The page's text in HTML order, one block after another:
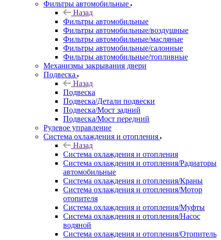
Фильтры автомобильные
Назад
Фильтры автомобильные
Фильтры автомобильные/воздушные
Фильтры автомобильные/масляные
Фильтры автомобильные/салонные
Фильтры автомобильные/топливные
Механизмы закрывания двери
Подвеска
Назад
Подвеска
Подвеска/Детали подвески
Подвеска/Мост задний
Подвеска/Мост передний
Рулевое управление
Система охлаждения и отопления
Назад
Система охлаждения и отопления
Система охлаждения и отопления/Радиаторы
автомобильные
Система охлаждения и отопления/Краны
Система охлаждения и отопления/Мотор
отопителя
Система охлаждения и отопления/Муфты
Система охлаждения и отопления/Насос
водяной
Система охлаждения и отопления/Отопитель